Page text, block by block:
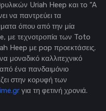
Uriah Heep και τo “A
να παντρεύει τα
όπου από την μία
με τεχνοτροπία των Toto
Heep με pop προεκτάσεις.
μοναδικό καλλιτεχνικό
ένα πανδαιμόνιο
στην κορυφή των
για τη φετινή χρονιά.